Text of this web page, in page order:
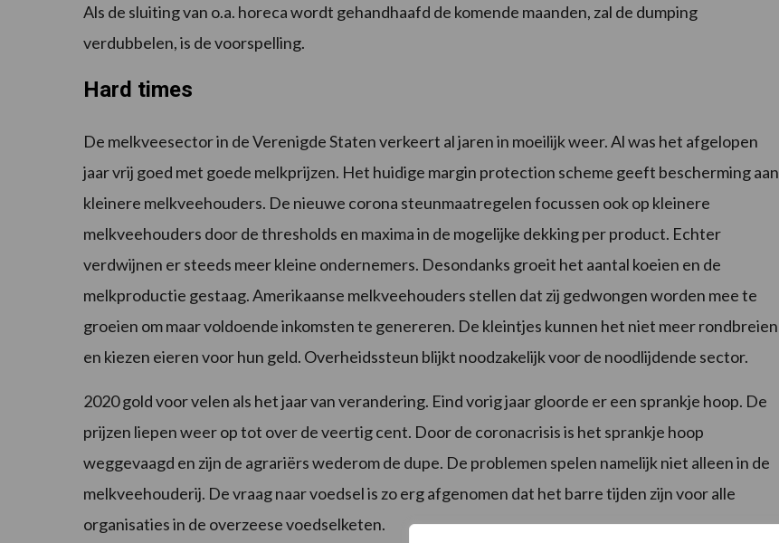
Als de sluiting van o.a. horeca wordt gehandhaafd de komende maanden, zal de dumping
verdubbelen, is de voorspelling.
Hard times
De melkveesector in de Verenigde Staten verkeert al jaren in moeilijk weer. Al was het afgelopen
jaar vrij goed met goede melkprijzen. Het huidige margin protection scheme geeft bescherming aan
kleinere melkveehouders. De nieuwe corona steunmaatregelen focussen ook op kleinere
melkveehouders door de thresholds en maxima in de mogelijke dekking per product. Echter
verdwijnen er steeds meer kleine ondernemers. Desondanks groeit het aantal koeien en de
melkproductie gestaag. Amerikaanse melkveehouders stellen dat zij gedwongen worden mee te
groeien om maar voldoende inkomsten te genereren. De kleintjes kunnen het niet meer rondbreien
en kiezen eieren voor hun geld. Overheidssteun blijkt noodzakelijk voor de noodlijdende sector.
2020 gold voor velen als het jaar van verandering. Eind vorig jaar gloorde er een sprankje hoop. De
prijzen liepen weer op tot over de veertig cent. Door de coronacrisis is het sprankje hoop
weggevaagd en zijn de agrariërs wederom de dupe. De problemen spelen namelijk niet alleen in de
melkveehouderij. De vraag naar voedsel is zo erg afgenomen dat het barre tijden zijn voor alle
organisaties in de overzeese voedselketen.